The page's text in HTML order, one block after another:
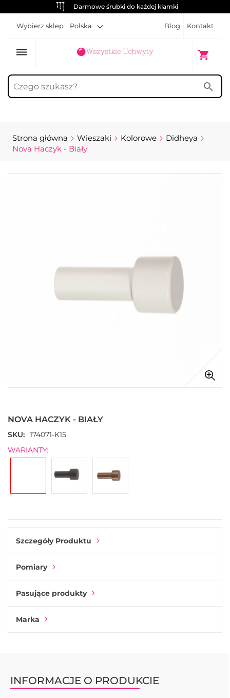
Darmowe śrubki do każdej klamki
Blog Kontakt
Wybierz sklep Polska
dehaze shopping_cart
Mój
search
Strona główna Wieszaki Kolorowe
Didheya
Nova Haczyk - Biały
galerii
NOVA HACZYK - BIAŁY
SKU
174071-K15
WARIANTY:
Szczegóły Produktu
Pomiary
Pasujące produkty
Marka
INFORMACJE O PRODUKCIE